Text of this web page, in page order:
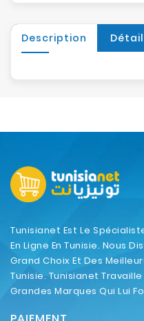
Description
Tunisianet Est Le
En Ligne En Tunisie. Nous
Grand Choix Et Des
Tunisie. Tunisianet Travaille
Grandes Marques Qui Lui